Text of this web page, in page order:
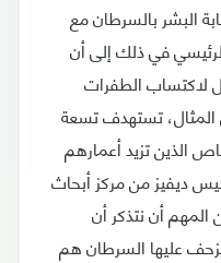
البشر بالسرطان مع
في ذلك إلى أن
لاكتساب الطفرات
المثال، تستهدف تسعة
الذين تزيد أعمارهم
أليس ديفيز من مركز أبحاث
أن نتذكر أن
عليها السرطان هم